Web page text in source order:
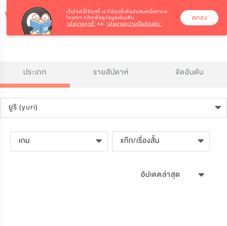
ประเภท รายสัปดาห์ จัดอันดับ
ยูริ (yuri)
เกม แก๊ก/เรื่องสั้น
อัปเดตล่าสุด
เว็บไซต์นี้ใช้คุกกี้ เราใช้คุกกี้เพื่อนำเสนอเนื้อหาและ
โฆษณา คลิกเพื่อดูข้อมูลเพิ่มเติม
‘นโยบายคุกกี้’ และ ‘นโยบายความเป็นส่วนตัว’
ตกลง